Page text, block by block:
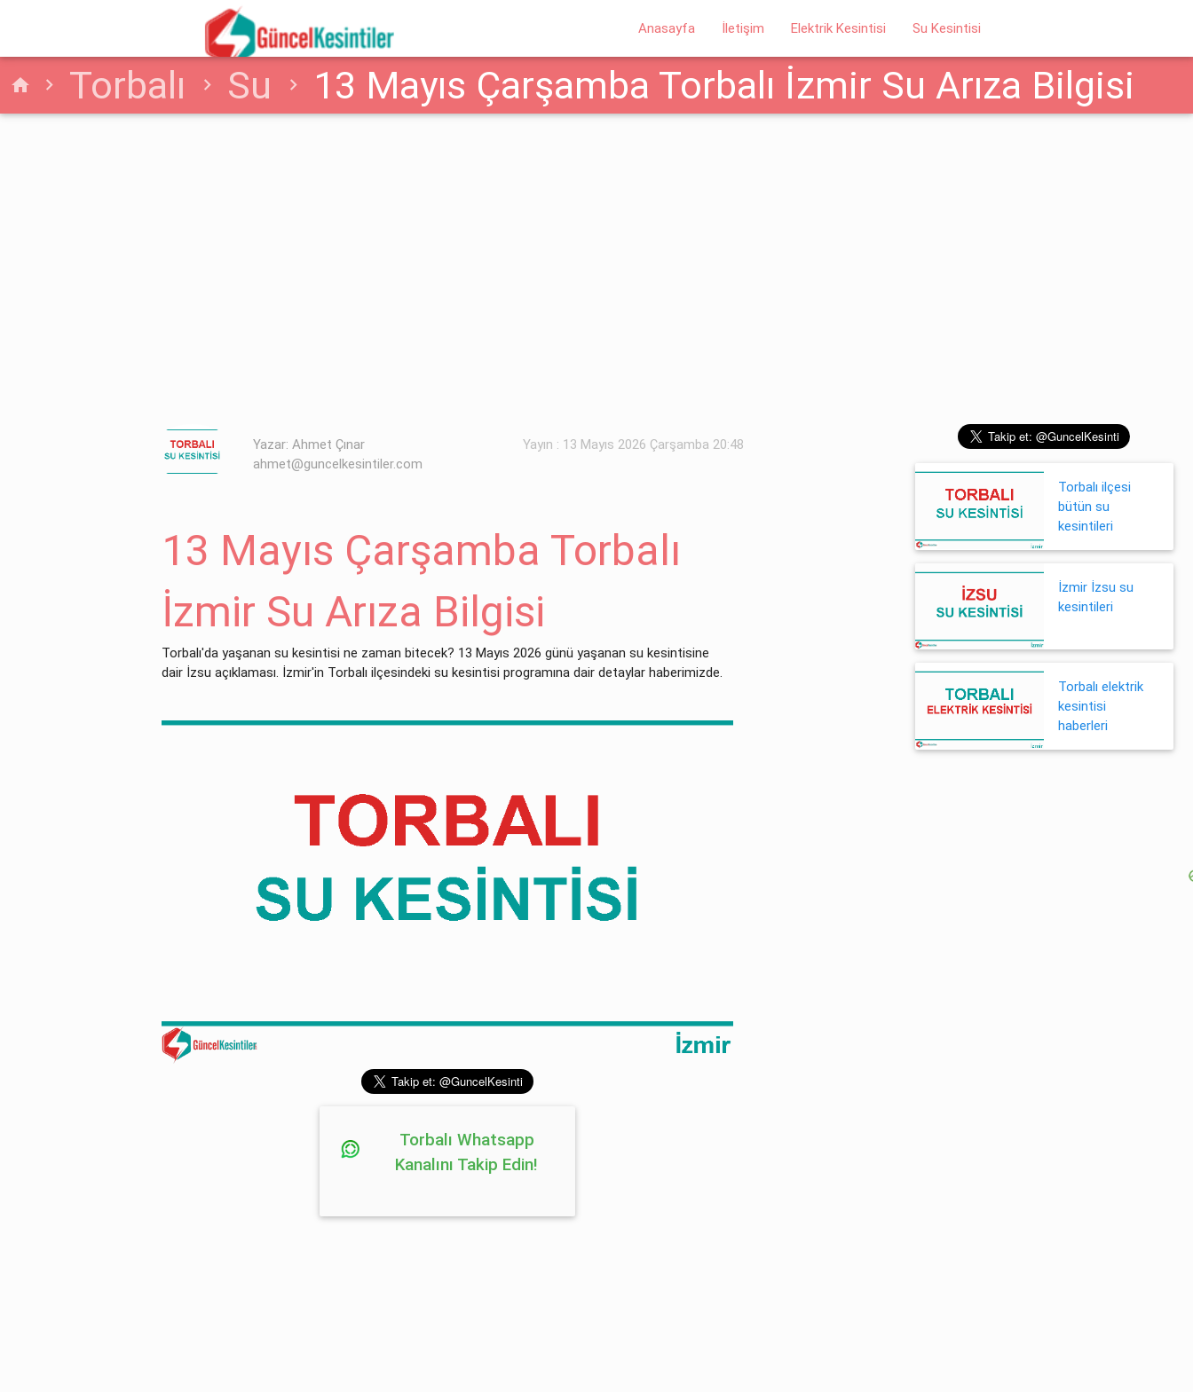
Anasayfa İletişim Elektrik Kesintisi Su Kesintisi
home Torbalı Su 13 Mayıs Çarşamba Torbalı İzmir Su Arıza Bilgisi
Yazar: Ahmet Çınar
ahmet@guncelkesintiler.com
Yayın : 13 Mayıs 2026 Çarşamba 20:48
13 Mayıs Çarşamba Torbalı
İzmir Su Arıza Bilgisi
Torbalı'da yaşanan su kesintisi ne zaman bitecek? 13 Mayıs 2026 günü yaşanan su kesintisine
dair İzsu açıklaması. İzmir'in Torbalı ilçesindeki su kesintisi programına dair detaylar haberimizde.
Torbalı Whatsapp
Kanalını Takip Edin!
Torbalı ilçesi
bütün su
kesintileri
İzmir İzsu su
kesintileri
Torbalı elektrik
kesintisi
haberleri